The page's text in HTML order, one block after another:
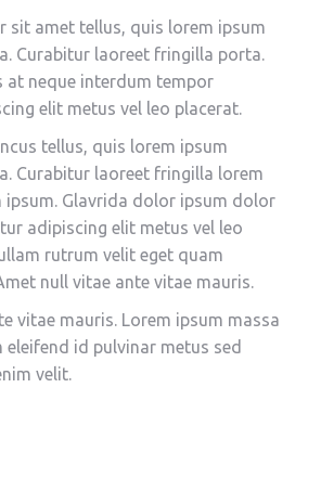
sit amet tellus, quis lorem ipsum
Curabitur laoreet fringilla porta.
at neque interdum tempor
elit metus vel leo placerat.
tellus, quis lorem ipsum
Curabitur laoreet fringilla lorem
ipsum. Glavrida dolor ipsum dolor
adipiscing elit metus vel leo
rutrum velit eget quam
null vitae ante vitae mauris.
vitae mauris. Lorem ipsum massa
id pulvinar metus sed
velit.